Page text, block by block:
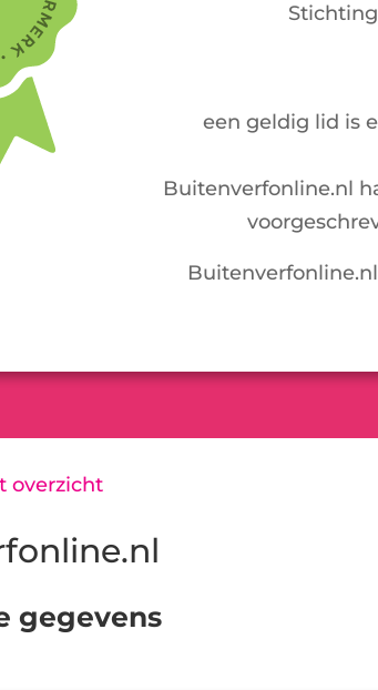
een geldig lid is
Buitenverfonline.nl
overzicht
gegevens